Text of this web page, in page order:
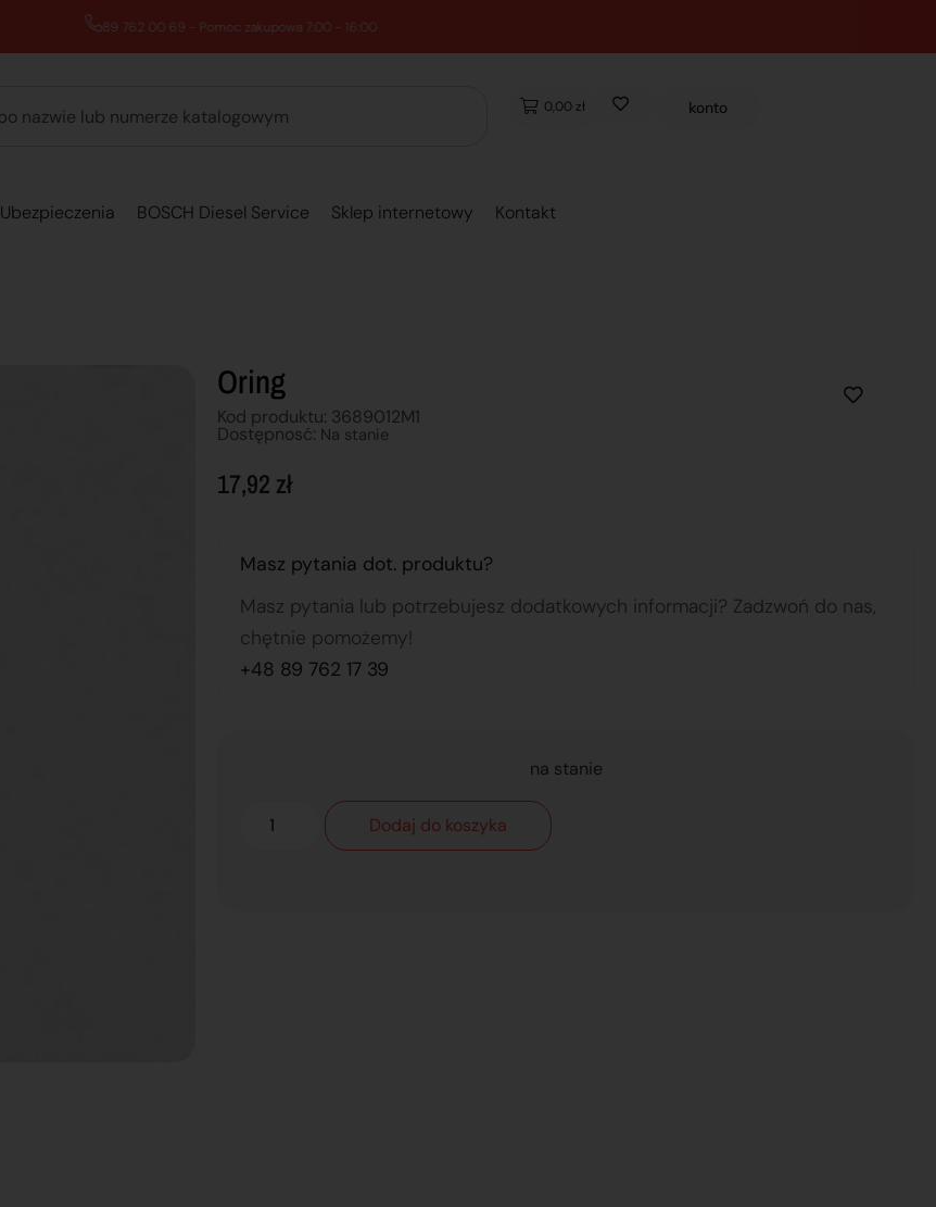
89 762 00 69 - Pomoc zakupowa 7:00 - 16:00
0,00 zł konto
Ubezpieczenia BOSCH Diesel Service Sklep internetowy Kontakt
Oring
Kod produktu: 3689012M1
Dostępnosć: Na stanie
17,92 zł
Masz pytania dot. produktu?
Masz pytania lub potrzebujesz dodatkowych informacji? Zadzwoń do nas,
chętnie pomożemy!
+48 89 762 17 39
na stanie
Dodaj do koszyka